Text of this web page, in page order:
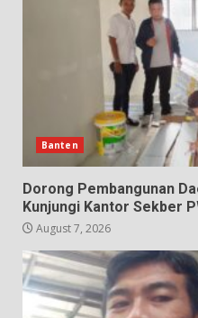
Banten
Dorong Pembangunan
Kunjungi Kantor Sekber
August 7, 2026